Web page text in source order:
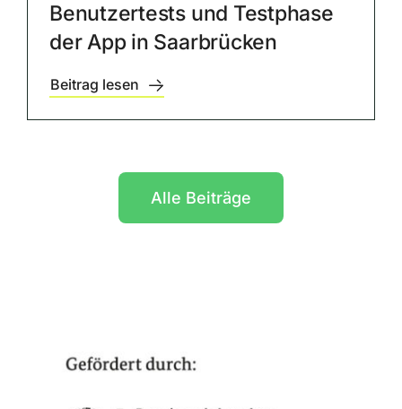
Benutzertests und Testphase
der App in Saarbrücken
Beitrag lesen
Alle Beiträge